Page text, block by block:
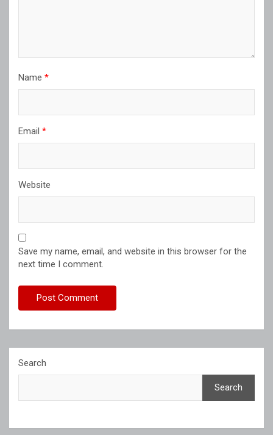
Name *
Email *
Website
Save my name, email, and website in this browser for the
next time I comment.
Search
Search